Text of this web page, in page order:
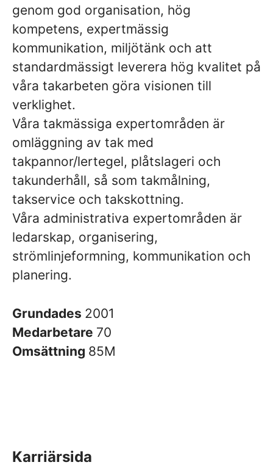
genom god organisation, hög
kompetens, expertmässig
kommunikation, miljötänk och att
standardmässigt leverera hög kvalitet på
våra takarbeten göra visionen till
verklighet.
Våra takmässiga expertområden är
omläggning av tak med
takpannor/lertegel, plåtslageri och
takunderhåll, så som takmålning,
takservice och takskottning.
Våra administrativa expertområden är
ledarskap, organisering,
strömlinjeformning, kommunikation och
planering.
Grundades 2001
Medarbetare 70
Omsättning 85M
Karriärsida